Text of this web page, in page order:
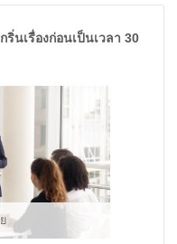
นเรื่องก่อนเป็นเวลา 30